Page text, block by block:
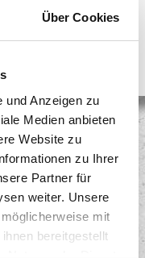
Über Cookies
und Anzeigen zu
Medien anbieten
Website zu
zu Ihrer
Partner für
weiter. Unsere
mit
bereitgestellt
Nutzung der Dienste
ausgestattet.